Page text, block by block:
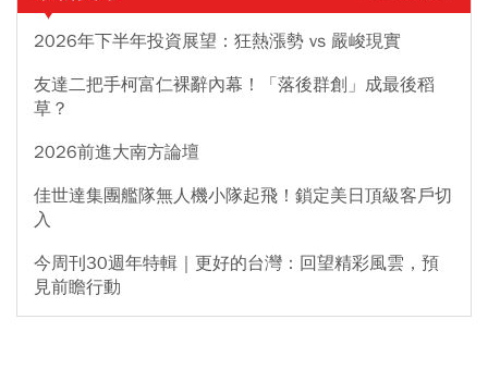
2026年下半年投資展望：狂熱漲勢 vs 嚴峻現實
友達二把手柯富仁裸辭內幕！「落後群創」成最後稻
草？
2026前進大南方論壇
佳世達集團艦隊無人機小隊起飛！鎖定美日頂級客戶切
入
今周刊30週年特輯｜更好的台灣：回望精彩風雲，預
見前瞻行動